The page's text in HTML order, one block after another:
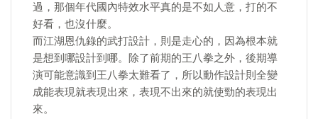
過，那個年代國內特效水平真的是不如人意，打的不
好看，也沒什麼。
而江湖恩仇錄的武打設計，則是走心的，因為根本就
是想到哪設計到哪。除了前期的王八拳之外，後期導
演可能意識到王八拳太難看了，所以動作設計則全變
成能表現就表現出來，表現不出來的就使勁的表現出
來。